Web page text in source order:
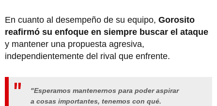
En cuanto al desempeño de su equipo, Gorosito
reafirmó su enfoque en siempre buscar el ataque
y mantener una propuesta agresiva,
independientemente del rival que enfrente.
"Esperamos mantenernos para poder aspirar
a cosas importantes, tenemos con qué.